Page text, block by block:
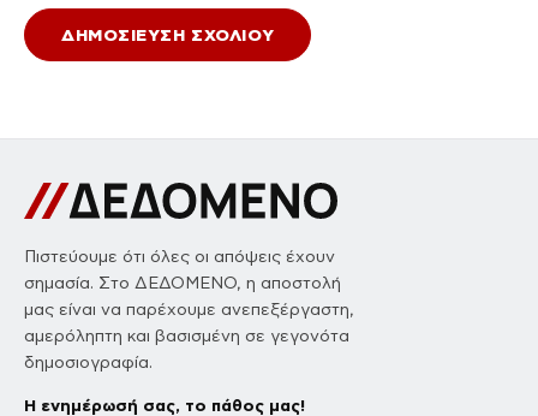
Πιστεύουμε ότι όλες οι απόψεις έχουν
σημασία. Στο ΔΕΔΟΜΕΝΟ, η αποστολή
μας είναι να παρέχουμε ανεπεξέργαστη,
αμερόληπτη και βασισμένη σε γεγονότα
δημοσιογραφία.
Η ενημέρωσή σας, το πάθος μας!